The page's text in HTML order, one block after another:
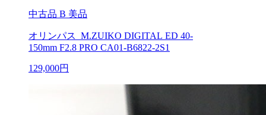
中古品 B 美品
オリンパス M.ZUIKO DIGITAL ED 40-
150mm F2.8 PRO CA01-B6822-2S1
129,000円